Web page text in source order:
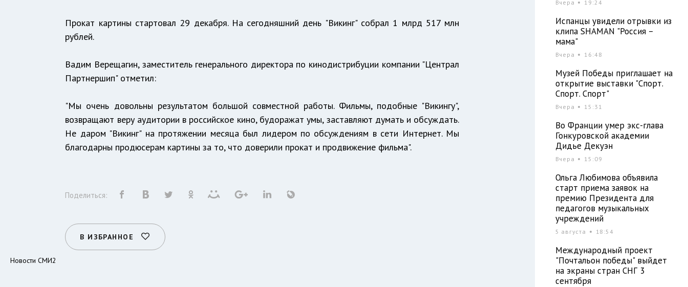
Прокат картины стартовал 29 декабря. На сегодняшний день "Викинг" собрал 1 млрд 517 млн
рублей.
Вадим Верещагин, заместитель генерального директора по кинодистрибуции компании "Централ
Партнершип" отметил:
"Мы очень довольны результатом большой совместной работы. Фильмы, подобные "Викингу",
возвращают веру аудитории в российское кино, будоражат умы, заставляют думать и обсуждать.
Не даром "Викинг" на протяжении месяца был лидером по обсуждениям в сети Интернет. Мы
благодарны продюсерам картины за то, что доверили прокат и продвижение фильма".
Поделиться:
В ИЗБРАННОЕ
Новости СМИ2
Вчера 19:24
Испанцы увидели отрывки из
клипа SHAMAN "Россия –
мама"
Вчера 16:48
Музей Победы приглашает на
открытие выставки "Спорт.
Спорт. Спорт"
Вчера 15:31
Во Франции умер экс-глава
Гонкуровской академии
Дидье Декуэн
Вчера 15:09
Ольга Любимова объявила
старт приема заявок на
премию Президента для
педагогов музыкальных
учреждений
5 августа 18:54
Международный проект
"Почтальон победы" выйдет
на экраны стран СНГ 3
сентября